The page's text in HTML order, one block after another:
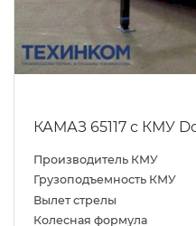
КАМАЗ 65117 с КМУ
Производитель КМУ
Грузоподъемность КМУ
Вылет стрелы
Колесная формула